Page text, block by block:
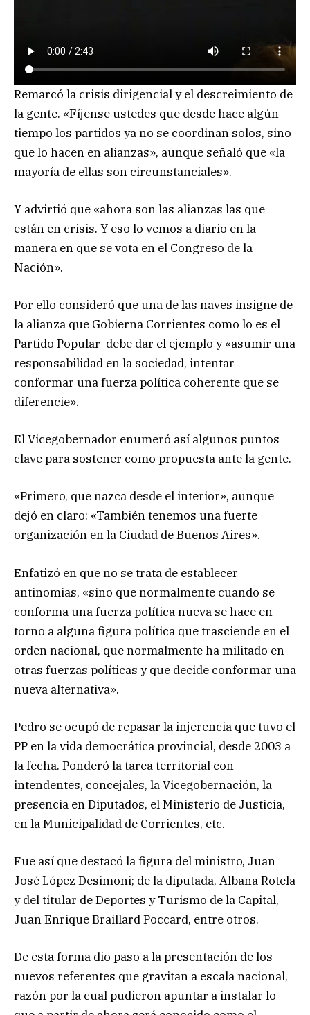
Remarcó la crisis dirigencial y el descreimiento de
la gente. «Fíjense ustedes que desde hace algún
tiempo los partidos ya no se coordinan solos, sino
que lo hacen en alianzas», aunque señaló que «la
mayoría de ellas son circunstanciales».
Y advirtió que «ahora son las alianzas las que
están en crisis. Y eso lo vemos a diario en la
manera en que se vota en el Congreso de la
Nación».
Por ello consideró que una de las naves insigne de
la alianza que Gobierna Corrientes como lo es el
Partido Popular debe dar el ejemplo y «asumir una
responsabilidad en la sociedad, intentar
conformar una fuerza política coherente que se
diferencie».
El Vicegobernador enumeró así algunos puntos
clave para sostener como propuesta ante la gente.
«Primero, que nazca desde el interior», aunque
dejó en claro: «También tenemos una fuerte
organización en la Ciudad de Buenos Aires».
Enfatizó en que no se trata de establecer
antinomias, «sino que normalmente cuando se
conforma una fuerza política nueva se hace en
torno a alguna figura política que trasciende en el
orden nacional, que normalmente ha militado en
otras fuerzas políticas y que decide conformar una
nueva alternativa».
Pedro se ocupó de repasar la injerencia que tuvo el
PP en la vida democrática provincial, desde 2003 a
la fecha. Ponderó la tarea territorial con
intendentes, concejales, la Vicegobernación, la
presencia en Diputados, el Ministerio de Justicia,
en la Municipalidad de Corrientes, etc.
Fue así que destacó la figura del ministro, Juan
José López Desimoni; de la diputada, Albana Rotela
y del titular de Deportes y Turismo de la Capital,
Juan Enrique Braillard Poccard, entre otros.
De esta forma dio paso a la presentación de los
nuevos referentes que gravitan a escala nacional,
razón por la cual pudieron apuntar a instalar lo